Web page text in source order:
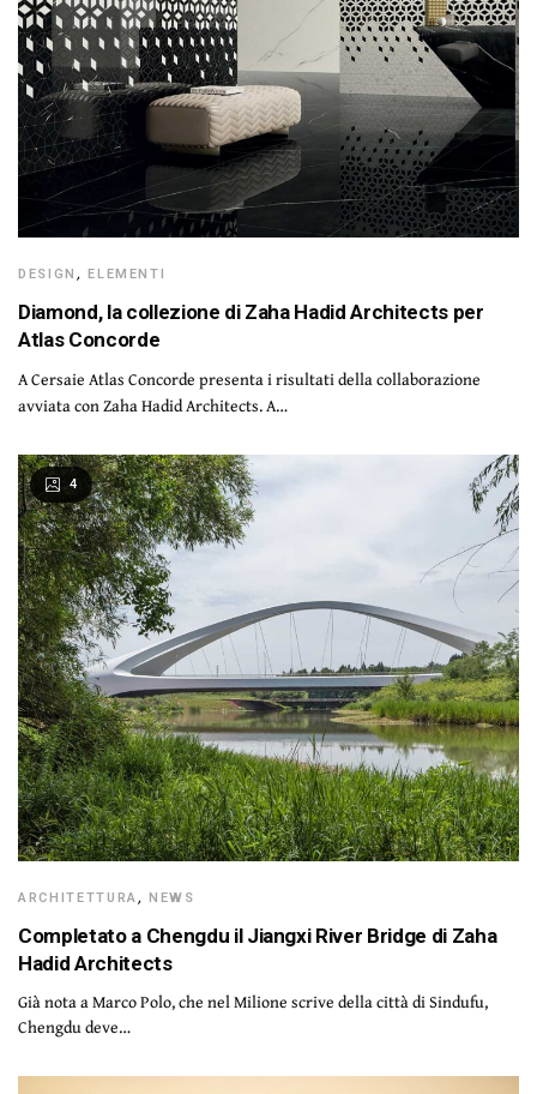
DESIGN ,ELEMENTI
Diamond, la collezione di Zaha Hadid Architects per
Atlas Concorde
A Cersaie Atlas Concorde presenta i risultati della collaborazione
avviata con Zaha Hadid Architects. A…
4
ARCHITETTURA ,NEWS
Completato a Chengdu il Jiangxi River Bridge di Zaha
Hadid Architects
Già nota a Marco Polo, che nel Milione scrive della città di Sindufu,
Chengdu deve…